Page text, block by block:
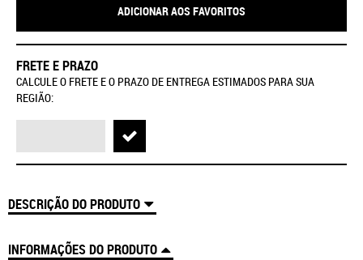
ADICIONAR AOS FAVORITOS
FRETE E PRAZO
CALCULE O FRETE E O PRAZO DE ENTREGA ESTIMADOS PARA SUA
REGIÃO:
DESCRIÇÃO DO PRODUTO
INFORMAÇÕES DO PRODUTO